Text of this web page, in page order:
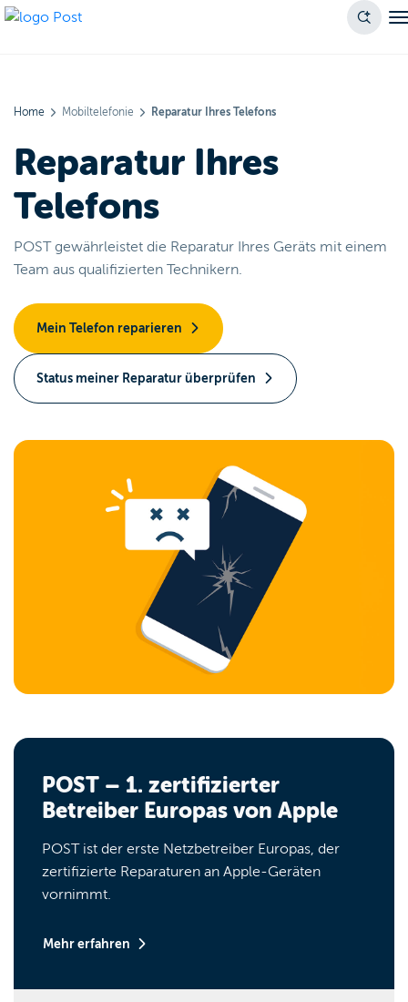
Home Mobiltelefonie Reparatur Ihres Telefons
Reparatur Ihres
Telefons
POST gewährleistet die Reparatur Ihres Geräts mit einem
Team aus qualifizierten Technikern.
Mein Telefon reparieren
Status meiner Reparatur überprüfen
POST – 1. zertifizierter
Betreiber Europas von Apple
POST ist der erste Netzbetreiber Europas, der
zertifizierte Reparaturen an Apple-Geräten
vornimmt.
Mehr erfahren